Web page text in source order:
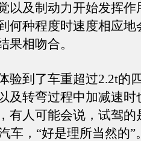
以及制动力开始发挥作
何种程度时速度相应地
果相吻合。
到了车重超过2.2t的
及转弯过程中加减速时
有人可能会说，试驾的
车，“好是理所当然的